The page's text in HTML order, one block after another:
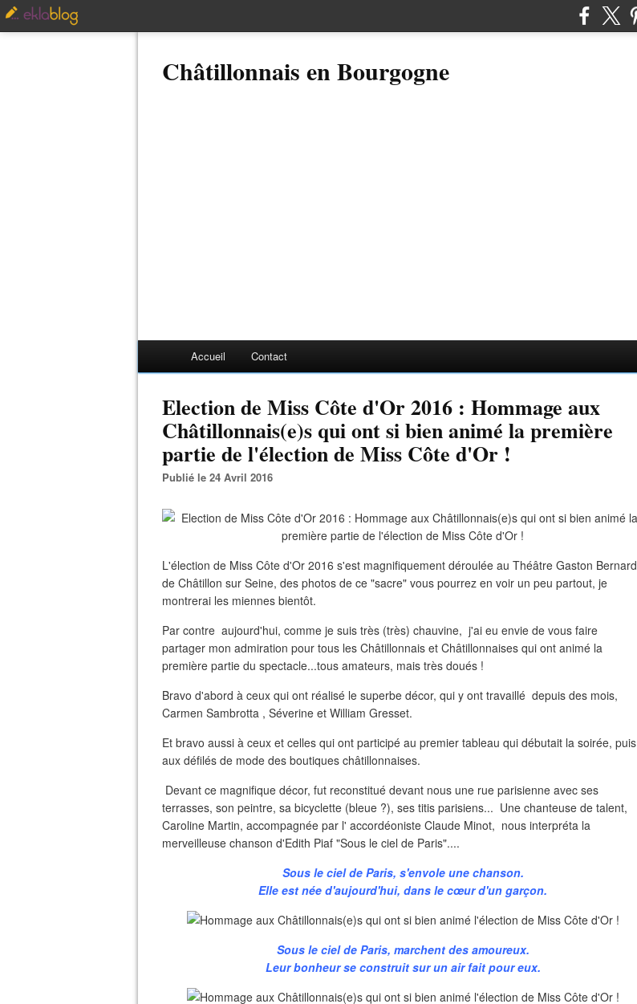
Châtillonnais en Bourgogne
Accueil Contact
Election de Miss Côte d'Or 2016 : Hommage aux
Châtillonnais(e)s qui ont si bien animé la première
partie de l'élection de Miss Côte d'Or !
Publié le 24 Avril 2016
L'élection de Miss Côte d'Or 2016 s'est magnifiquement déroulée au Théâtre Gaston Bernard
de Châtillon sur Seine, des photos de ce "sacre" vous pourrez en voir un peu partout, je
montrerai les miennes bientôt.
Par contre aujourd'hui, comme je suis très (très) chauvine, j'ai eu envie de vous faire
partager mon admiration pour tous les Châtillonnais et Châtillonnaises qui ont animé la
première partie du spectacle...tous amateurs, mais très doués !
Bravo d'abord à ceux qui ont réalisé le superbe décor, qui y ont travaillé depuis des mois,
Carmen Sambrotta , Séverine et William Gresset.
Et bravo aussi à ceux et celles qui ont participé au premier tableau qui débutait la soirée, puis
aux défilés de mode des boutiques châtillonnaises.
Devant ce magnifique décor, fut reconstitué devant nous une rue parisienne avec ses
terrasses, son peintre, sa bicyclette (bleue ?), ses titis parisiens... Une chanteuse de talent,
Caroline Martin, accompagnée par l' accordéoniste Claude Minot, nous interpréta la
merveilleuse chanson d'Edith Piaf "Sous le ciel de Paris"....
Sous le ciel de Paris, s'envole une chanson.
Elle est née d'aujourd'hui, dans le cœur d'un garçon.
Sous le ciel de Paris, marchent des amoureux.
Leur bonheur se construit sur un air fait pour eux.